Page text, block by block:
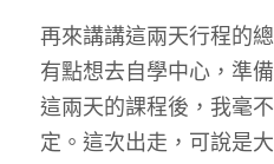
再來講講這兩天行程的
有點想去自學中心，準
這兩天的課程後，我毫
定。這次出走，可說是